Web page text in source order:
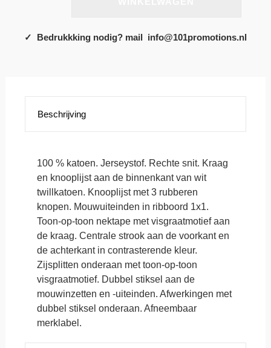
mouwen
✓ Bedrukkking nodig? mail info@101promotions.nl
Beschrijving
100 % katoen. Jerseystof. Rechte snit. Kraag
en knooplijst aan de binnenkant van wit
twillkatoen. Knooplijst met 3 rubberen
knopen. Mouwuiteinden in ribboord 1x1.
Toon-op-toon nektape met visgraatmotief aan
de kraag. Centrale strook aan de voorkant en
de achterkant in contrasterende kleur.
Zijsplitten onderaan met toon-op-toon
visgraatmotief. Dubbel stiksel aan de
mouwinzetten en -uiteinden. Afwerkingen met
dubbel stiksel onderaan. Afneembaar
merklabel.